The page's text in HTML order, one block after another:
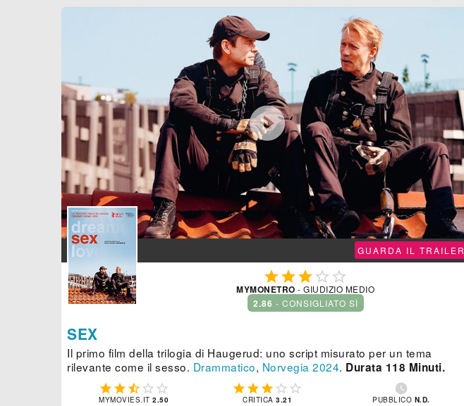

GUARDA IL TRAILER
  
MYMONETRO - GIUDIZIO MEDIO
2.86 - CONSIGLIATO SÌ
SEX
Il primo film della trilogia di Haugerud: uno script misurato per un tema
rilevante come il sesso. Drammatico, Norvegia 2024. Durata 118 Minuti.
    
MYMOVIES.IT2.50
    
CRITICA3.21

PUBBLICO N.D.